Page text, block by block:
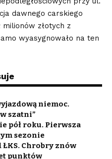
dawnego carskiego
milionów złotych z
wyasygnowało na ten
niemoc.
szatni”
pół roku. Pierwsza
sezonie
ŁKS. Chrobry znów
punktów